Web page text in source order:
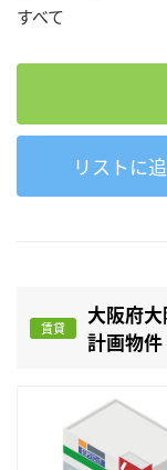
すべて
リストに
賃貸
大阪府
計画物件